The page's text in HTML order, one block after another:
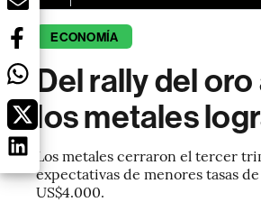
ECONOMÍA
Del rally del
los metales
Los metales cerraron el tercer
expectativas de menores tasas
US$4.000.